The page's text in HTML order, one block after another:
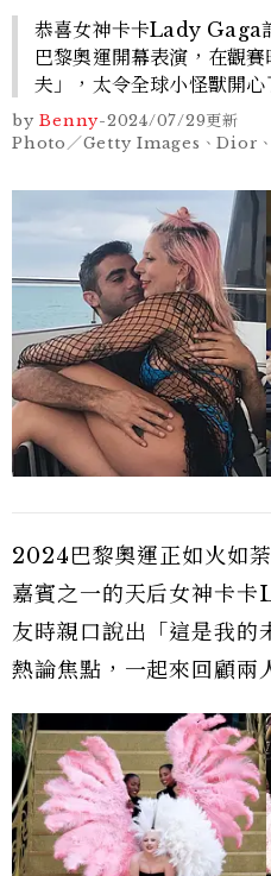
恭喜女神卡卡Lady Gaga
巴黎奧運開幕表演，在觀
夫」，太令全球小怪獸開心
by Benny-2024/07/29更新
Photo／Getty Images、Dior
2024巴黎奧運正如火如
嘉賓之一的天后女神卡
友時親口說出「這是我的
熱論焦點，一起來回顧兩